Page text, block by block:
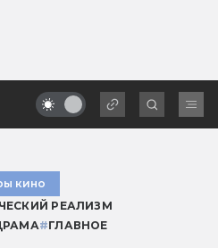
кино
РЕАЛИЗМ
#ГЛАВНОЕ